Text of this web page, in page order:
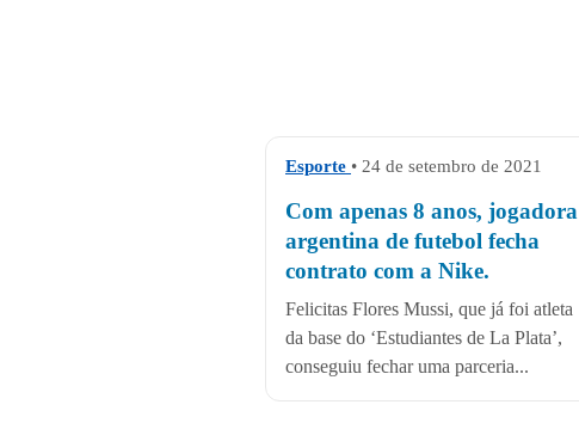
Esporte • 24 de setembro de 2021
Com apenas 8 anos, jogadora
argentina de futebol fecha
contrato com a Nike.
Felicitas Flores Mussi, que já foi atleta
da base do ‘Estudiantes de La Plata’,
conseguiu fechar uma parceria...